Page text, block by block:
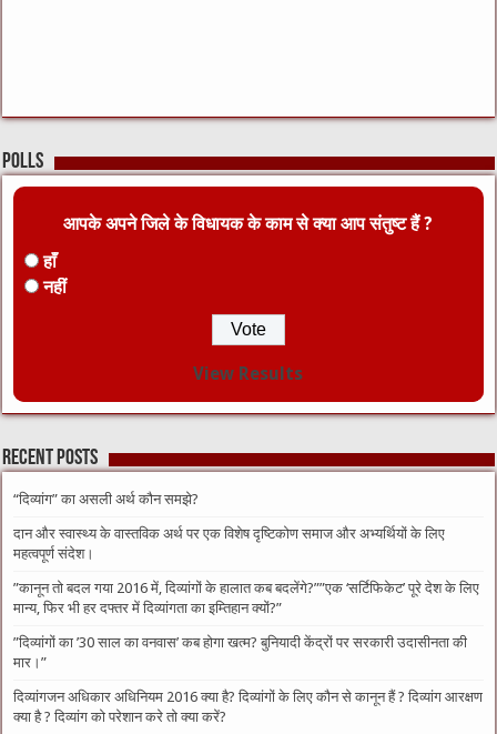
Polls
आपके अपने जिले के विधायक के काम से क्या आप संतुष्ट हैं ?
हाँ
नहीं
View Results
Recent Posts
“दिव्यांग” का असली अर्थ कौन समझे?
दान और स्वास्थ्य के वास्तविक अर्थ पर एक विशेष दृष्टिकोण समाज और अभ्यर्थियों के लिए
महत्वपूर्ण संदेश।
​”कानून तो बदल गया 2016 में, दिव्यांगों के हालात कब बदलेंगे?”​”एक ‘सर्टिफिकेट’ पूरे देश के लिए
मान्य, फिर भी हर दफ्तर में दिव्यांगता का इम्तिहान क्यों?”
​”दिव्यांगों का ’30 साल का वनवास’ कब होगा खत्म? बुनियादी केंद्रों पर सरकारी उदासीनता की
मार।”
दिव्यांगजन अधिकार अधिनियम 2016 क्या है? दिव्यांगों के लिए कौन से कानून हैं ? दिव्यांग आरक्षण
क्या है ? दिव्यांग को परेशान करे तो क्या करें?